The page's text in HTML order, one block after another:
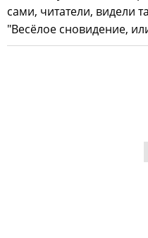
сами, читатели, видели
"Весёлое сновидение,